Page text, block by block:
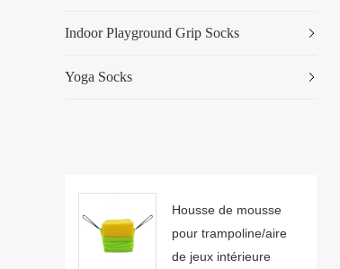
Indoor Playground Grip Socks
Yoga Socks
Housse de mousse
pour trampoline/aire
de jeux intérieure